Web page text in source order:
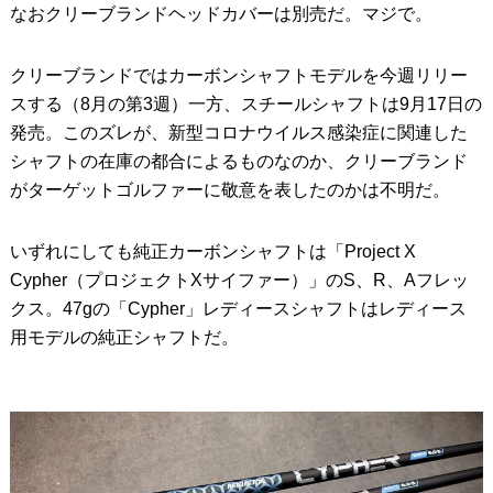
なおクリーブランドヘッドカバーは別売だ。マジで。
クリーブランドではカーボンシャフトモデルを今週リリー
スする（8月の第3週）一方、スチールシャフトは9月17日の
発売。このズレが、新型コロナウイルス感染症に関連した
シャフトの在庫の都合によるものなのか、クリーブランド
がターゲットゴルファーに敬意を表したのかは不明だ。
いずれにしても純正カーボンシャフトは「Project X
Cypher（プロジェクトXサイファー）」のS、R、Aフレッ
クス。47gの「Cypher」レディースシャフトはレディース
用モデルの純正シャフトだ。